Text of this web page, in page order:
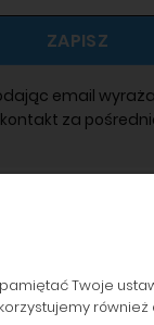
ZAPISZ
email
za
ZAMÓWIENIA
Twoje